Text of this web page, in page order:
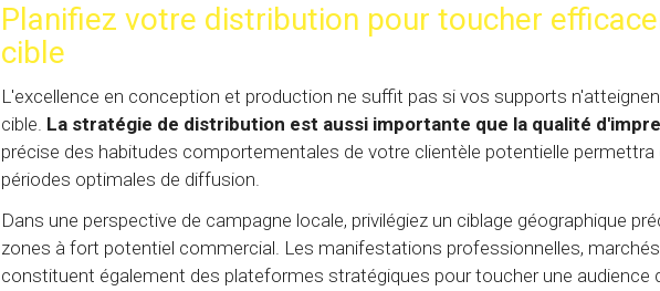
Planifiez votre distribution pour toucher
cible
L'excellence en conception et production ne suffit pas si vos supports
cible. La stratégie de distribution est aussi importante que la qualité
précise des habitudes comportementales de votre clientèle potentielle permettra
périodes optimales de diffusion.
Dans une perspective de campagne locale, privilégiez un ciblage géographique
zones à fort potentiel commercial. Les manifestations professionnelles,
constituent également des plateformes stratégiques pour toucher une audience